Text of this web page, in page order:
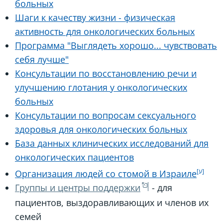
больных
Шаги к качеству жизни - физическая
активность для онкологических больных
Программа "Выглядеть хорошо... чувствовать
себя лучше"
Консультации по восстановлению речи и
улучшению глотания у онкологических
больных
Консультации по вопросам сексуального
здоровья для онкологических больных
База данных клинических исследований для
онкологических пациентов
Организация людей со стомой в Израиле
Группы и центры поддержки
- для
пациентов, выздоравливающих и членов их
семей